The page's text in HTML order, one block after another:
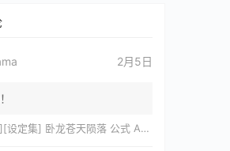
2月5日
定集] 卧龙苍天陨落 公式 ARTWORKS[DL]